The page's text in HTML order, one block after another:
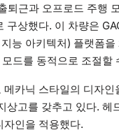
퇴근과 오프로드 주행
구상했다. 이 차량은
능 아키텍처) 플랫폼
드를 동적으로 조절할
메카닉 스타일의 디자인
상고를 갖추고 있다. 헤
자인을 적용했다.